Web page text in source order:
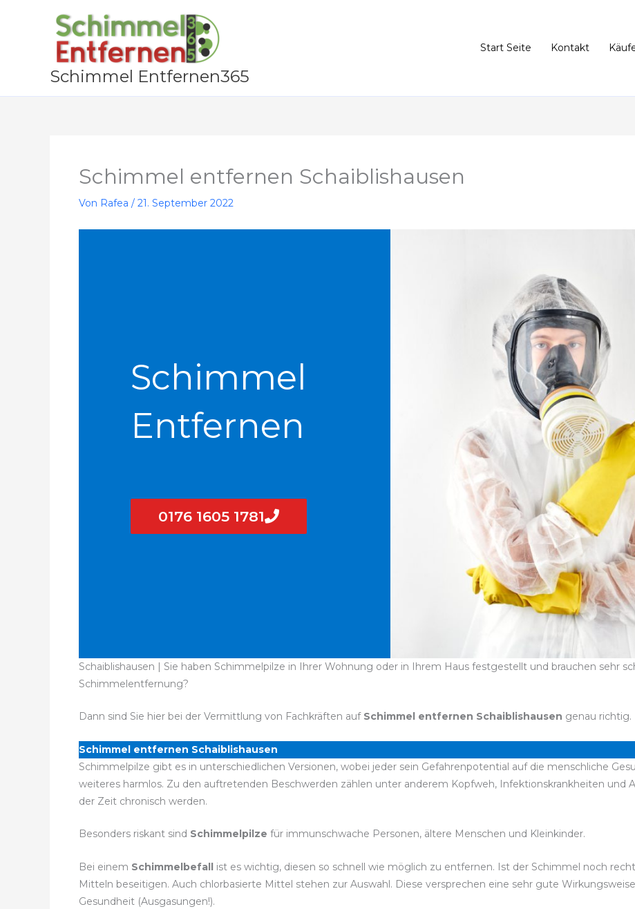
Schimmel Entfernen365
Start Seite Kontakt
Schimmel entfernen Schaiblishausen
Von Rafea / 21. September 2022
Schimmel
Entfernen
0176 1605 1781
Schaiblishausen | Sie haben Schimmelpilze in Ihrer Wohnung oder in Ihrem Haus festgestellt und brauchen sehr
Schimmelentfernung?
Dann sind Sie hier bei der Vermittlung von Fachkräften auf Schimmel entfernen Schaiblishausen genau richtig.
Schimmel entfernen Schaiblishausen
Schimmelpilze gibt es in unterschiedlichen Versionen, wobei jeder sein Gefahrenpotential auf die menschliche
weiteres harmlos. Zu den auftretenden Beschwerden zählen unter anderem Kopfweh, Infektionskrankheiten und
der Zeit chronisch werden.
Besonders riskant sind Schimmelpilze für immunschwache Personen, ältere Menschen und Kleinkinder.
Bei einem Schimmelbefall ist es wichtig, diesen so schnell wie möglich zu entfernen. Ist der Schimmel noch
Mitteln beseitigen. Auch chlorbasierte Mittel stehen zur Auswahl. Diese versprechen eine sehr gute
Gesundheit (Ausgasungen!).